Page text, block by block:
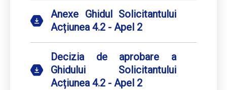
Anexe Ghidul Solicitantului
Acțiunea 4.2 - Apel 2
Decizia de aprobare a
Ghidului Solicitantului
Acțiunea 4.2 - Apel 2